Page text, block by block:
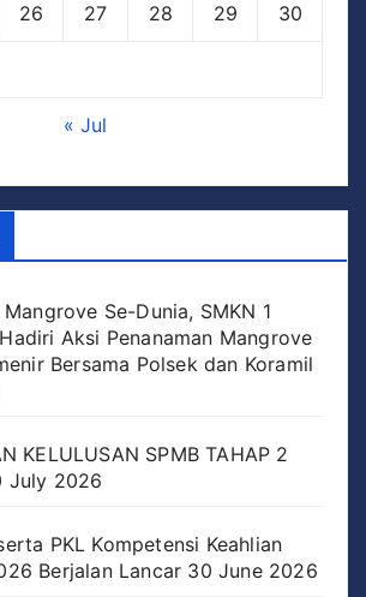
26 27 28 29 30
« Jul
Se-Dunia, SMKN 1
Aksi Penanaman Mangrove
Bersama Polsek dan Koramil
KELULUSAN SPMB TAHAP 2
July 2026
PKL Kompetensi Keahlian
Berjalan Lancar 30 June 2026